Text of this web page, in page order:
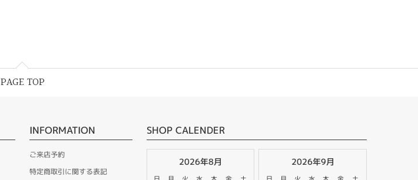
PAGE TOP
INFORMATION
ご来店予約
特定商取引に関する表記
SHOP CALENDER
2026年8月 2026年9月